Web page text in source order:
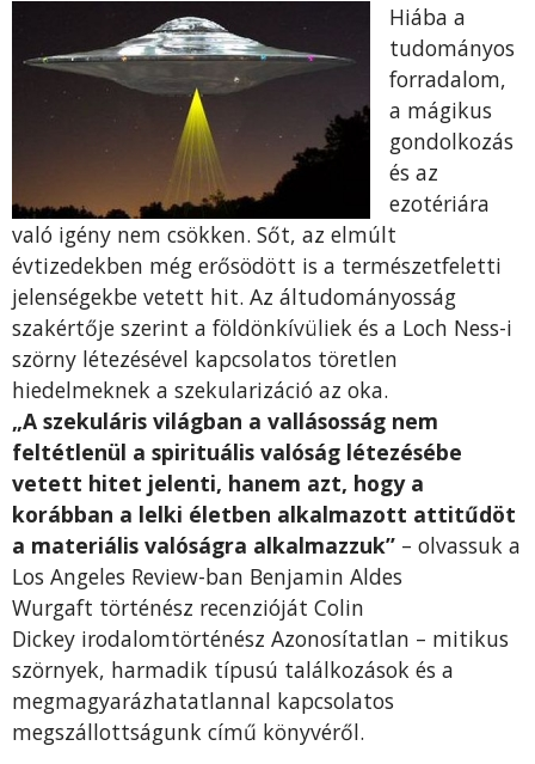
Hiába a
tudományos
forradalom,
a mágikus
gondolkozás
és az
ezotériára
való igény nem csökken. Sőt, az elmúlt
évtizedekben még erősödött is a természetfeletti
jelenségekbe vetett hit. Az áltudományosság
szakértője szerint a földönkívüliek és a Loch Ness-i
szörny létezésével kapcsolatos töretlen
hiedelmeknek a szekularizáció az oka.
„A szekuláris világban a vallásosság nem
feltétlenül a spirituális valóság létezésébe
vetett hitet jelenti, hanem azt, hogy a
korábban a lelki életben alkalmazott attitűdöt
a materiális valóságra alkalmazzuk” – olvassuk a
Los Angeles Review-ban Benjamin Aldes
Wurgaft történész recenzióját Colin
Dickey irodalomtörténész Azonosítatlan – mitikus
szörnyek, harmadik típusú találkozások és a
megmagyarázhatatlannal kapcsolatos
megszállottságunk című könyvéről.